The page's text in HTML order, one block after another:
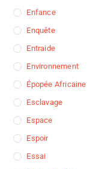
Enfance
Enquête
Entraide
Environnement
Épopée Africaine
Esclavage
Espace
Espoir
Essai